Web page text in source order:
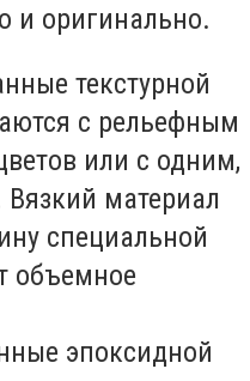
и оригинально.
текстурной
с рельефным
или с одним,
материал
специальной
объемное
эпоксидной